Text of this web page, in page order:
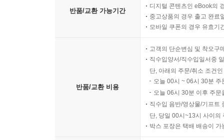
반품/교환 가능기간
디지털 콘텐츠인 eBook의
중고상품의 경우 출고 완료
모바일 쿠폰의 경우 유효기
반품/교환 비용
고객의 단순변심 및 착오구
직수입양서/직수입일서중
단, 아래의 주문/취소 조건
오늘 00시 ~ 06시 30분
오늘 06시 30분 이후 주
직수입 음반/영상물/기프트
단, 당일 00시~13시 사이의
박스 포장은 택배 배송이